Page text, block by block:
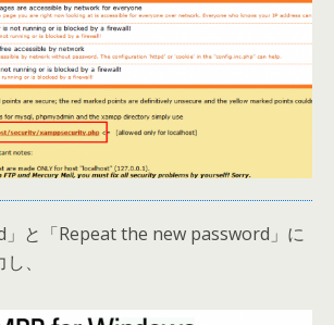
」と「Repeat the new password」に
、